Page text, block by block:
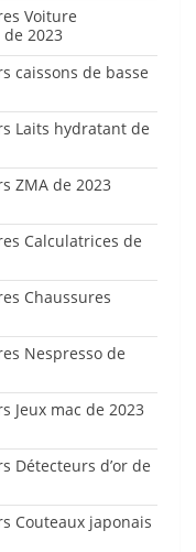
Voiture
2023
caissons de basse
Laits hydratant de
ZMA de 2023
Calculatrices de
Chaussures
Nespresso de
Jeux mac de 2023
Détecteurs d’or de
Couteaux japonais